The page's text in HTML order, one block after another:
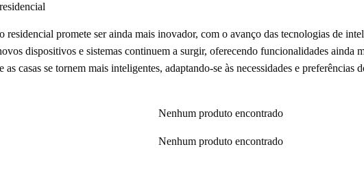
residencial promete ser ainda mais inovador, com o avanço das tecnologias de
dispositivos e sistemas continuem a surgir, oferecendo funcionalidades ainda
casas se tornem mais inteligentes, adaptando-se às necessidades e preferências
Nenhum produto encontrado
Nenhum produto encontrado